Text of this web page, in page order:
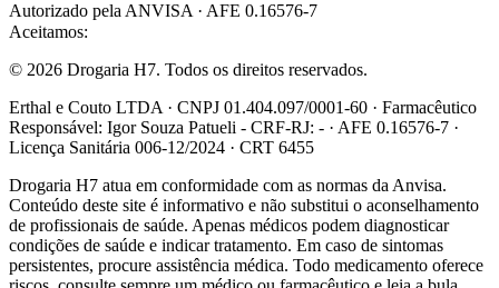
Autorizado pela ANVISA · AFE 0.16576-7
Aceitamos:
© 2026 Drogaria H7. Todos os direitos reservados.
Erthal e Couto LTDA · CNPJ 01.404.097/0001-60 · Farmacêutico
Responsável: Igor Souza Patueli - CRF-RJ: - · AFE 0.16576-7 ·
Licença Sanitária 006-12/2024 · CRT 6455
Drogaria H7 atua em conformidade com as normas da Anvisa.
Conteúdo deste site é informativo e não substitui o aconselhamento
de profissionais de saúde. Apenas médicos podem diagnosticar
condições de saúde e indicar tratamento. Em caso de sintomas
persistentes, procure assistência médica. Todo medicamento oferece